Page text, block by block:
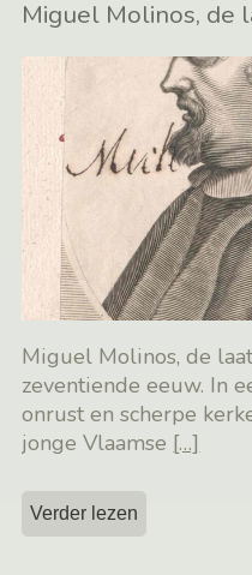
Miguel Molinos, de
Miguel Molinos, de
zeventiende eeuw. In
onrust en scherpe
jonge Vlaamse […]
Verder lezen